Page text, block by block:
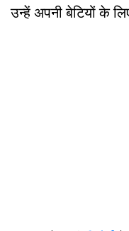
उन्हें अपनी बेटियों के